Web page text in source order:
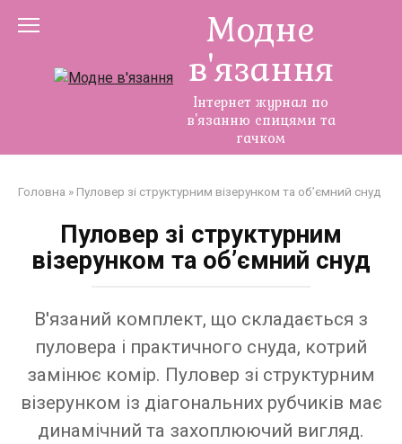
Модне
в'язання
Інтернет журнал по
в'язанню спицями та
гачком
Головна » Пуловер зі структурним візерунком та об’ємний снуд
Пуловер зі структурним
візерунком та об’ємний снуд
В'язаний комплект, що складається з
пуловера і практичного снуда, котрий
замінює комір. Пуловер зі структурним
візерунком із діагональних рубчиків має
динамічний та захоплюючий вигляд.